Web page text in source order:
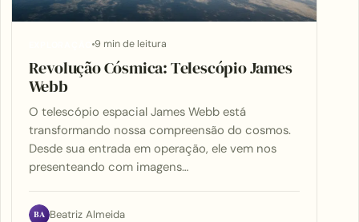
EXPLORAÇÃO 9 min de leitura
Revolução Cósmica: Telescópio James
Webb
O telescópio espacial James Webb está
transformando nossa compreensão do cosmos.
Desde sua entrada em operação, ele vem nos
presenteando com imagens…
BA Beatriz Almeida